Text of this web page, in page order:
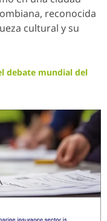
reconocida
cultural y su
debate mundial del